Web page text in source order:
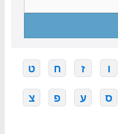
ו ז ח ט
ס ע פ צ